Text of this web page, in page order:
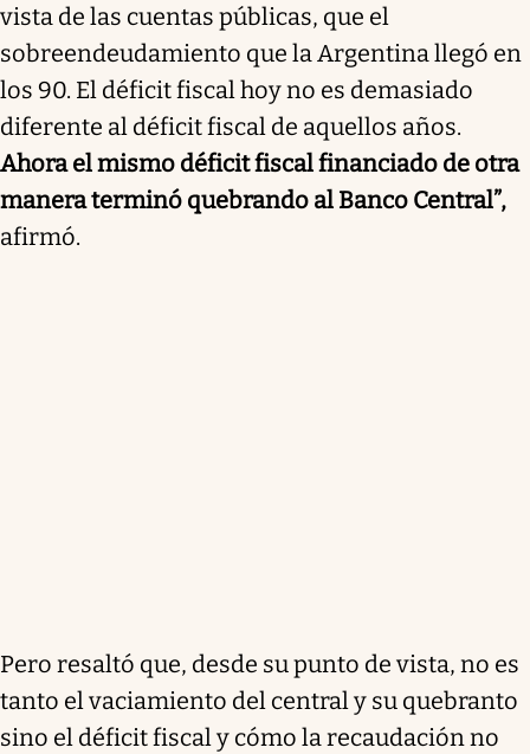
vista de las cuentas públicas, que el
sobreendeudamiento que la Argentina llegó en
los 90. El déficit fiscal hoy no es demasiado
diferente al déficit fiscal de aquellos años.
Ahora el mismo déficit fiscal financiado de otra
manera terminó quebrando al Banco Central”,
afirmó.
Pero resaltó que, desde su punto de vista, no es
tanto el vaciamiento del central y su quebranto
sino el déficit fiscal y cómo la recaudación no